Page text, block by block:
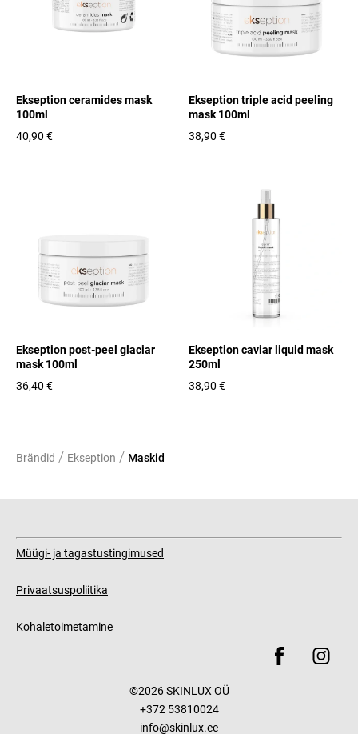
Ekseption ceramides mask
100ml
40,90 €
Ekseption triple acid peeling
mask 100ml
38,90 €
Ekseption post-peel glaciar
mask 100ml
36,40 €
Ekseption caviar liquid mask
250ml
38,90 €
Brändid / Ekseption / Maskid
Müügi- ja tagastustingimused
Privaatsuspoliitika
Kohaletoimetamine
©2026 SKINLUX OÜ
+372 53810024
info@skinlux.ee